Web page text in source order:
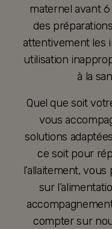
maternel avant
des
attentivement les
utilisation
à la
Quel que soit
vous
solutions
ce soit pour
l’allaitement,
sur
compter sur